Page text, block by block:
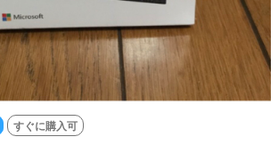
すぐに購入可